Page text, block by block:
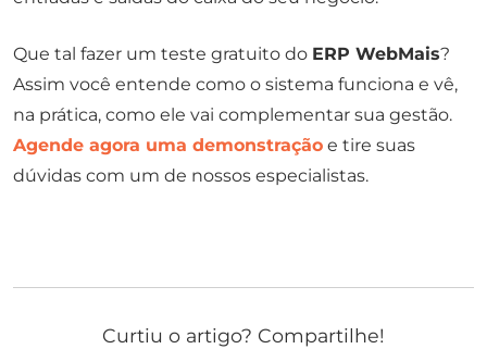
Que tal fazer um teste gratuito do ERP WebMais?
Assim você entende como o sistema funciona e vê,
na prática, como ele vai complementar sua gestão.
Agende agora uma demonstração e tire suas
dúvidas com um de nossos especialistas.
Curtiu o artigo? Compartilhe!